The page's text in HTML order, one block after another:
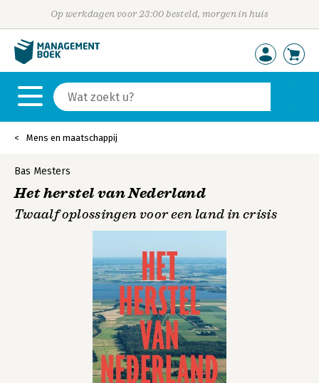
Op werkdagen voor 23:00 besteld, morgen in huis
Mens en maatschappij
Bas Mesters
Het herstel van Nederland
Twaalf oplossingen voor een land in crisis